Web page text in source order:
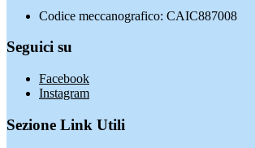
Codice meccanografico: CAIC887008
Seguici su
Facebook
Instagram
Sezione Link Utili